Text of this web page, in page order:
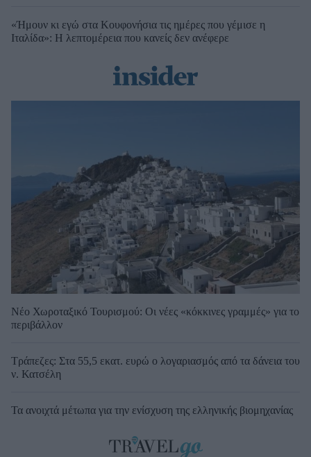
«Ήμουν κι εγώ στα Κουφονήσια τις ημέρες που γέμισε η
Ιταλίδα»: Η λεπτομέρεια που κανείς δεν ανέφερε
Νέο Χωροταξικό Τουρισμού: Οι νέες «κόκκινες γραμμές» για το
περιβάλλον
Τράπεζες: Στα 55,5 εκατ. ευρώ ο λογαριασμός από τα δάνεια του
ν. Κατσέλη
Τα ανοιχτά μέτωπα για την ενίσχυση της ελληνικής βιομηχανίας